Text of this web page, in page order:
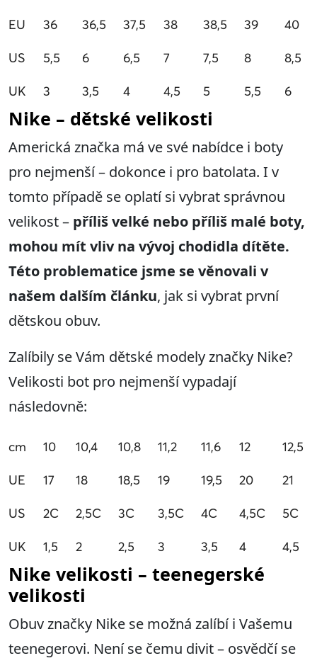
EU 36 36,5 37,5 38 38,5 39 40
US 5,5 6 6,5 7 7,5 8 8,5
UK 3 3,5 4 4,5 5 5,5 6
Nike – dětské velikosti
Americká značka má ve své nabídce i boty
pro nejmenší – dokonce i pro batolata. I v
tomto případě se oplatí si vybrat správnou
velikost – příliš velké nebo příliš malé boty,
mohou mít vliv na vývoj chodidla dítěte.
Této problematice jsme se věnovali v
našem dalším článku, jak si vybrat první
dětskou obuv.
Zalíbily se Vám dětské modely značky Nike?
Velikosti bot pro nejmenší vypadají
následovně:
cm 10 10,4 10,8 11,2 11,6 12 12,5
UE 17 18 18,5 19 19,5 20 21
US 2C 2,5C 3C 3,5C 4C 4,5C 5C
UK 1,5 2 2,5 3 3,5 4 4,5
Nike velikosti – teenegerské
velikosti
Obuv značky Nike se možná zalíbí i Vašemu
teenegerovi. Není se čemu divit – osvědčí se